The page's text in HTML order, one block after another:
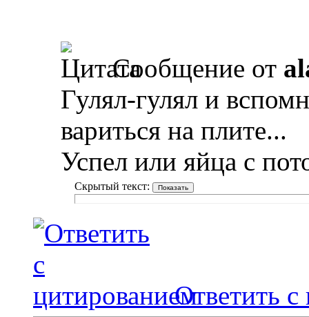
Сообщение от
Гулял-гулял и
вариться на плите...
Успел или яйца с
Скрытый текст:
Ответить с